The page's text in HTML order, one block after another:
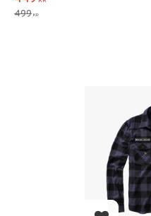
499 KR